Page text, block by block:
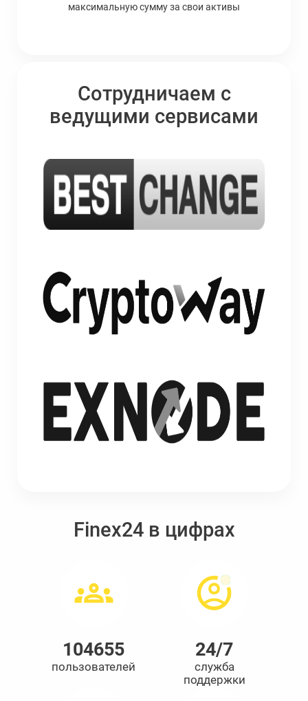
максимальную сумму за свои активы
Сотрудничаем с
ведущими сервисами
Finex24 в цифрах
104655
пользователей
24/7
служба
поддержки